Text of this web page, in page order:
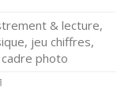
& lecture,
jeu chiffres,
photo